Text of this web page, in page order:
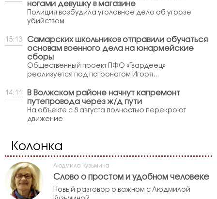
ногами девушку в магазине
Полиция возбудила уголовное дело об угрозе
убийством
15:13
Самарских школьников отправили обучаться
основам военного дела на юнармейские
сборы
Общественный проект ПФО «Гвардеец»
реализуется под патронатом Игоря...
14:11
В Волжском районе начнут капремонт
путепровода через ж/д пути
На объекте с 8 августа полностью перекроют
движение
Колонка
Людмила Кузьмина
Слово о простом и удобном человеке
Новый разговор о важном с Людмилой